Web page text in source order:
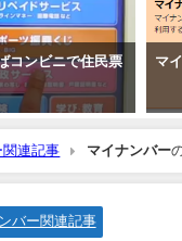
コンビニで住民票
マ
関連記事 マイナンバー
バー関連記事